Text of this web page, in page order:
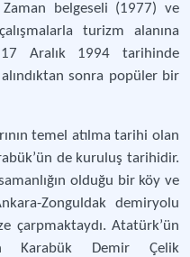
Zaman belgeseli (1977) ve
turizm alanına
17 Aralık 1994 tarihinde
sonra popüler bir
temel atılma tarihi olan
de kuruluş tarihidir.
olduğu bir köy ve
Zonguldak demiryolu
çarpmaktaydı. Atatürk’ün
Karabük Demir Çelik